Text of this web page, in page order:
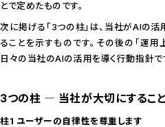
とで定めたものです。
次に掲げる「3つの柱」は、当社がAIの活
ることを示すものです。その後の「運用
日々の当社のAIの活用を導く行動指針で
3つの柱 ― 当社が大切にすること
柱1 ユーザーの自律性を尊重します